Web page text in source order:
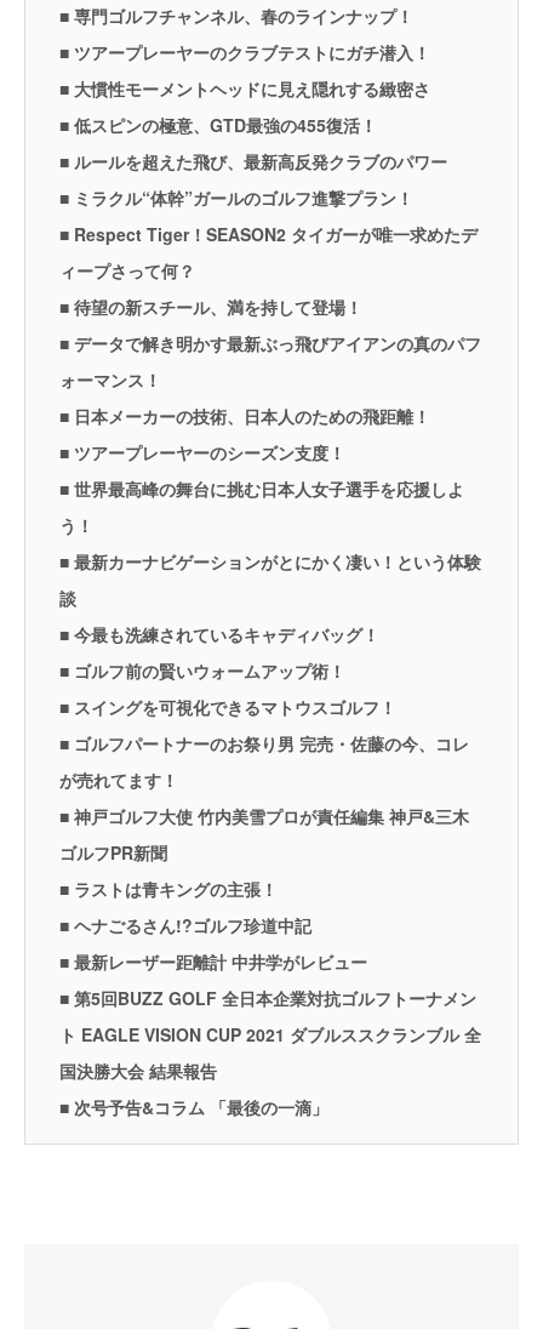
■ 専門ゴルフチャンネル、春のラインナップ！
■ ツアープレーヤーのクラブテストにガチ潜入！
■ 大慣性モーメントヘッドに見え隠れする緻密さ
■ 低スピンの極意、GTD最強の455復活！
■ ルールを超えた飛び、最新高反発クラブのパワー
■ ミラクル“体幹”ガールのゴルフ進撃プラン！
■ Respect Tiger！SEASON2 タイガーが唯一求めたデ
ィープさって何？
■ 待望の新スチール、満を持して登場！
■ データで解き明かす最新ぶっ飛びアイアンの真のパフ
ォーマンス！
■ 日本メーカーの技術、日本人のための飛距離！
■ ツアープレーヤーのシーズン支度！
■ 世界最高峰の舞台に挑む日本人女子選手を応援しよ
う！
■ 最新カーナビゲーションがとにかく凄い！という体験
談
■ 今最も洗練されているキャディバッグ！
■ ゴルフ前の賢いウォームアップ術！
■ スイングを可視化できるマトウスゴルフ！
■ ゴルフパートナーのお祭り男 完売・佐藤の今、コレ
が売れてます！
■ 神戸ゴルフ大使 竹内美雪プロが責任編集 神戸&三木
ゴルフPR新聞
■ ラストは青キングの主張！
■ ヘナごるさん!?ゴルフ珍道中記
■ 最新レーザー距離計 中井学がレビュー
■ 第5回BUZZ GOLF 全日本企業対抗ゴルフトーナメン
ト EAGLE VISION CUP 2021 ダブルススクランブル 全
国決勝大会 結果報告
■ 次号予告&コラム 「最後の一滴」